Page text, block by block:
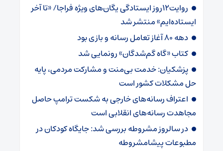
روایت۱۲روز ایستادگی یگان‌های ویژه فراجا/ «تا آخر
ایستاده‌ایم» منتشر شد
دهه ۸۰ آغاز تعامل رسانه و بازی بود
کتاب «گاه گم‌شدگان» رونمایی شد
پزشکیان: خدمت بی‌منت و مشارکت مردمی، پایه
حل مشکلات کشور است
اعتراف رسانه‌های خارجی به شکست ترامپ حاصل
مجاهدت رسانه‌های انقلابی است
در سالروز مشروطه بررسی شد: جایگاه کودکان در
مطبوعات پیشامشروطه